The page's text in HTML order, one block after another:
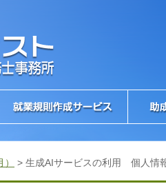
> 生成AIサービスの利用 個人情